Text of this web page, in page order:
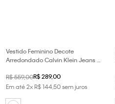
Vestido Feminino Decote
Arredondado Calvin Klein Jeans -
R$559,00R$289,00
Em até2xR$14450sem juros